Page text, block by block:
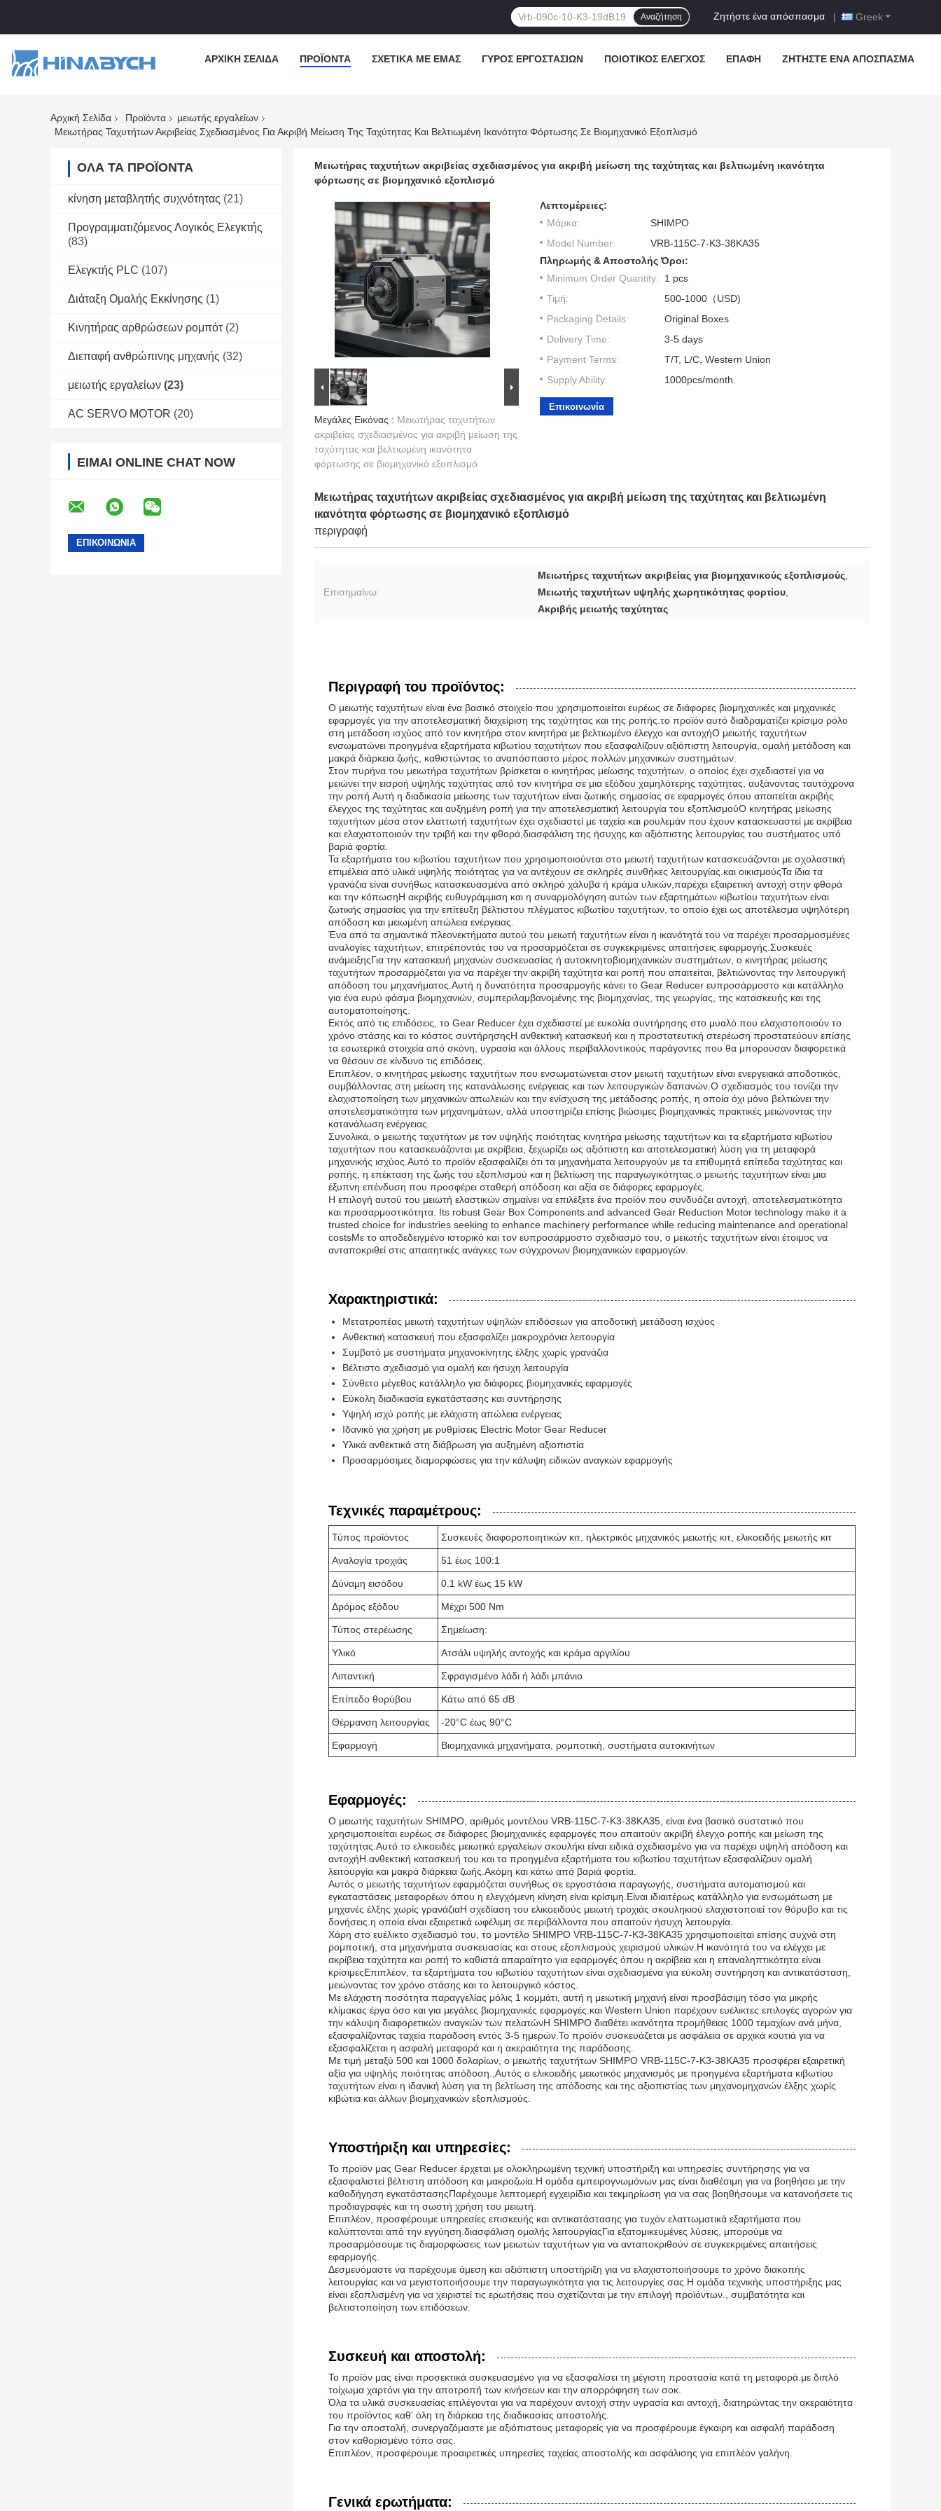
Greek
Ζητήστε ένα απόσπασμα |
Αναζήτηση
ΑΡΧΙΚΉ ΣΕΛΊΔΑ ΠΡΟΪΌΝΤΑ ΣΧΕΤΙΚΆ ΜΕ ΕΜΆΣ ΓΎΡΟΣ ΕΡΓΟΣΤΑΣΊΩΝ ΠΟΙΟΤΙΚΌΣ ΈΛΕΓΧΟΣ ΕΠΑΦΉ ΖΗΤΉΣΤΕ ΈΝΑ ΑΠΌΣΠΑΣΜΑ
Αρχική Σελίδα Προϊόντα
μειωτής εργαλείων
Μειωτήρας Ταχυτήτων Ακριβείας Σχεδιασμένος Για Ακριβή Μείωση Της Ταχύτητας Και Βελτιωμένη Ικανότητα Φόρτωσης Σε Βιομηχανικό Εξοπλισμό
ΌΛΑ ΤΑ ΠΡΟΪΌΝΤΑ
κίνηση μεταβλητής συχνότητας (21)
Προγραμματιζόμενος Λογικός Ελεγκτής
(83)
Ελεγκτής PLC (107)
Διάταξη Ομαλής Εκκίνησης (1)
Κινητήρας αρθρώσεων ρομπότ (2)
Διεπαφή ανθρώπινης μηχανής (32)
μειωτής εργαλείων (23)
AC SERVO MOTOR (20)
ΕΊΜΑΙ ONLINE CHAT NOW
Μειωτήρας ταχυτήτων ακριβείας σχεδιασμένος για ακριβή μείωση της ταχύτητας και βελτιωμένη ικανότητα
φόρτωσης σε βιομηχανικό εξοπλισμό
Μεγάλες Εικόνας : Μειωτήρας ταχυτήτων
ακριβείας σχεδιασμένος για ακριβή μείωση της
ταχύτητας και βελτιωμένη ικανότητα
φόρτωσης σε βιομηχανικό εξοπλισμό
Λεπτομέρειες:
Μάρκα:
SHIMPO
Model Number:
VRB-115C-7-K3-38KA35
Πληρωμής & Αποστολής Όροι:
Minimum Order Quantity:
1 pcs
Τιμή:
500-1000（USD)
Packaging Details:
Original Boxes
Delivery Time:
3-5 days
Payment Terms:
T/T, L/C, Western Union
Supply Ability:
1000pcs/month
Επικοινωνία
Μειωτήρας ταχυτήτων ακριβείας σχεδιασμένος για ακριβή μείωση της ταχύτητας και βελτιωμένη
ικανότητα φόρτωσης σε βιομηχανικό εξοπλισμό
περιγραφή
Επισημαίνω:
Μειωτήρες ταχυτήτων ακριβείας για βιομηχανικούς εξοπλισμούς
Μειωτής ταχυτήτων υψηλής χωρητικότητας φορτίου
Ακριβής μειωτής ταχύτητας
Περιγραφή του προϊόντος:
Ο μειωτής ταχυτήτων είναι ένα βασικό στοιχείο που χρησιμοποιείται ευρέως σε διάφορες βιομηχανικές και μηχανικές
εφαρμογές για την αποτελεσματική διαχείριση της ταχύτητας και της ροπής.το προϊόν αυτό διαδραματίζει κρίσιμο ρόλο
στη μετάδοση ισχύος από τον κινητήρα στον κινητήρα με βελτιωμένο έλεγχο και αντοχήΟ μειωτής ταχυτήτων
ενσωματώνει προηγμένα εξαρτήματα κιβωτίου ταχυτήτων που εξασφαλίζουν αξιόπιστη λειτουργία, ομαλή μετάδοση και
μακρά διάρκεια ζωής, καθιστώντας το αναπόσπαστο μέρος πολλών μηχανικών συστημάτων.
Στον πυρήνα του μειωτήρα ταχυτήτων βρίσκεται ο κινητήρας μείωσης ταχυτήτων, ο οποίος έχει σχεδιαστεί για να
μειώνει την εισροή υψηλής ταχύτητας από τον κινητήρα σε μια εξόδου χαμηλότερης ταχύτητας, αυξάνοντας ταυτόχρονα
την ροπή.Αυτή η διαδικασία μείωσης των ταχυτήτων είναι ζωτικής σημασίας σε εφαρμογές όπου απαιτείται ακριβής
έλεγχος της ταχύτητας και αυξημένη ροπή για την αποτελεσματική λειτουργία του εξοπλισμούΟ κινητήρας μείωσης
ταχυτήτων μέσα στον ελαττωτή ταχυτήτων έχει σχεδιαστεί με ταχεία και ρουλεμάν που έχουν κατασκευαστεί με ακρίβεια
και ελαχιστοποιούν την τριβή και την φθορά,διασφάλιση της ήσυχης και αξιόπιστης λειτουργίας του συστήματος υπό
βαριά φορτία.
Τα εξαρτήματα του κιβωτίου ταχυτήτων που χρησιμοποιούνται στο μειωτή ταχυτήτων κατασκευάζονται με σχολαστική
επιμέλεια από υλικά υψηλής ποιότητας για να αντέχουν σε σκληρές συνθήκες λειτουργίας.και οικισμούςΤα ίδια τα
γρανάζια είναι συνήθως κατασκευασμένα από σκληρό χάλυβα ή κράμα υλικών,παρέχει εξαιρετική αντοχή στην φθορά
και την κόπωσηΗ ακριβής ευθυγράμμιση και η συναρμολόγηση αυτών των εξαρτημάτων κιβωτίου ταχυτήτων είναι
ζωτικής σημασίας για την επίτευξη βέλτιστου πλέγματος κιβωτίου ταχυτήτων, το οποίο έχει ως αποτέλεσμα υψηλότερη
απόδοση και μειωμένη απώλεια ενέργειας.
Ένα από τα σημαντικά πλεονεκτήματα αυτού του μειωτή ταχυτήτων είναι η ικανότητά του να παρέχει προσαρμοσμένες
αναλογίες ταχυτήτων, επιτρέποντάς του να προσαρμόζεται σε συγκεκριμένες απαιτήσεις εφαρμογής.Συσκευές
ανάμειξηςΓια την κατασκευή μηχανών συσκευασίας ή αυτοκινητοβιομηχανικών συστημάτων, ο κινητήρας μείωσης
ταχυτήτων προσαρμόζεται για να παρέχει την ακριβή ταχύτητα και ροπή που απαιτείται, βελτιώνοντας την λειτουργική
απόδοση του μηχανήματος.Αυτή η δυνατότητα προσαρμογής κάνει το Gear Reducer ευπροσάρμοστο και κατάλληλο
για ένα ευρύ φάσμα βιομηχανιών, συμπεριλαμβανομένης της βιομηχανίας, της γεωργίας, της κατασκευής και της
αυτοματοποίησης.
Εκτός από τις επιδόσεις, το Gear Reducer έχει σχεδιαστεί με ευκολία συντήρησης στο μυαλό.που ελαχιστοποιούν το
χρόνο στάσης και το κόστος συντήρησηςΗ ανθεκτική κατασκευή και η προστατευτική στερέωση προστατεύουν επίσης
τα εσωτερικά στοιχεία από σκόνη, υγρασία και άλλους περιβαλλοντικούς παράγοντες που θα μπορούσαν διαφορετικά
να θέσουν σε κίνδυνο τις επιδόσεις.
Επιπλέον, ο κινητήρας μείωσης ταχυτήτων που ενσωματώνεται στον μειωτή ταχυτήτων είναι ενεργειακά αποδοτικός,
συμβάλλοντας στη μείωση της κατανάλωσης ενέργειας και των λειτουργικών δαπανών.Ο σχεδιασμός του τονίζει την
ελαχιστοποίηση των μηχανικών απωλειών και την ενίσχυση της μετάδοσης ροπής, η οποία όχι μόνο βελτιώνει την
αποτελεσματικότητα των μηχανημάτων, αλλά υποστηρίζει επίσης βιώσιμες βιομηχανικές πρακτικές μειώνοντας την
κατανάλωση ενέργειας.
Συνολικά, ο μειωτής ταχυτήτων με τον υψηλής ποιότητας κινητήρα μείωσης ταχυτήτων και τα εξαρτήματα κιβωτίου
ταχυτήτων που κατασκευάζονται με ακρίβεια, ξεχωρίζει ως αξιόπιστη και αποτελεσματική λύση για τη μεταφορά
μηχανικής ισχύος.Αυτό το προϊόν εξασφαλίζει ότι τα μηχανήματα λειτουργούν με τα επιθυμητά επίπεδα ταχύτητας και
ροπής, η επέκταση της ζωής του εξοπλισμού και η βελτίωση της παραγωγικότητας.ο μειωτής ταχυτήτων είναι μια
έξυπνη επένδυση που προσφέρει σταθερή απόδοση και αξία σε διάφορες εφαρμογές.
Η επιλογή αυτού του μειωτή ελαστικών σημαίνει να επιλέξετε ένα προϊόν που συνδυάζει αντοχή, αποτελεσματικότητα
και προσαρμοστικότητα. Its robust Gear Box Components and advanced Gear Reduction Motor technology make it a
trusted choice for industries seeking to enhance machinery performance while reducing maintenance and operational
costsΜε το αποδεδειγμένο ιστορικό και τον ευπροσάρμοστο σχεδιασμό του, ο μειωτής ταχυτήτων είναι έτοιμος να
ανταποκριθεί στις απαιτητικές ανάγκες των σύγχρονων βιομηχανικών εφαρμογών.
Χαρακτηριστικά:
Μετατροπέας μειωτή ταχυτήτων υψηλών επιδόσεων για αποδοτική μετάδοση ισχύος
Ανθεκτική κατασκευή που εξασφαλίζει μακροχρόνια λειτουργία
Συμβατό με συστήματα μηχανοκίνητης έλξης χωρίς γρανάζια
Βέλτιστο σχεδιασμό για ομαλή και ήσυχη λειτουργία
Σύνθετο μέγεθος κατάλληλο για διάφορες βιομηχανικές εφαρμογές
Εύκολη διαδικασία εγκατάστασης και συντήρησης
Υψηλή ισχύ ροπής με ελάχιστη απώλεια ενέργειας
Ιδανικό για χρήση με ρυθμίσεις Electric Motor Gear Reducer
Υλικά ανθεκτικά στη διάβρωση για αυξημένη αξιοπιστία
Προσαρμόσιμες διαμορφώσεις για την κάλυψη ειδικών αναγκών εφαρμογής
Τεχνικές παραμέτρους:
Τύπος προϊόντος Συσκευές διαφοροποιητικών κιτ, ηλεκτρικός μηχανικός μειωτής κιτ, ελικοειδής μειωτής κιτ
Αναλογία τροχιάς 51 έως 100:1
Δύναμη εισόδου 0.1 kW έως 15 kW
Δρόμος εξόδου Μέχρι 500 Nm
Τύπος στερέωσης Σημείωση:
Υλικό Ατσάλι υψηλής αντοχής και κράμα αργιλίου
Λιπαντική Σφραγισμένο λάδι ή λάδι μπάνιο
Επίπεδο θορύβου Κάτω από 65 dB
Θέρμανση λειτουργίας -20°C έως 90°C
Εφαρμογή Βιομηχανικά μηχανήματα, ρομποτική, συστήματα αυτοκινήτων
Εφαρμογές:
Ο μειωτής ταχυτήτων SHIMPO, αριθμός μοντέλου VRB-115C-7-K3-38KA35, είναι ένα βασικό συστατικό που
χρησιμοποιείται ευρέως σε διάφορες βιομηχανικές εφαρμογές που απαιτούν ακριβή έλεγχο ροπής και μείωση της
ταχύτητας.Αυτό το ελικοειδές μειωτικό εργαλείων σκουλήκι είναι ειδικά σχεδιασμένο για να παρέχει υψηλή απόδοση και
αντοχήΗ ανθεκτική κατασκευή του και τα προηγμένα εξαρτήματα του κιβωτίου ταχυτήτων εξασφαλίζουν ομαλή
λειτουργία και μακρά διάρκεια ζωής.Ακόμη και κάτω από βαριά φορτία.
Αυτός ο μειωτής ταχυτήτων εφαρμόζεται συνήθως σε εργοστάσια παραγωγής, συστήματα αυτοματισμού και
εγκαταστάσεις μεταφορέων όπου η ελεγχόμενη κίνηση είναι κρίσιμη.Είναι ιδιαιτέρως κατάλληλο για ενσωμάτωση με
μηχανές έλξης χωρίς γρανάζιαΗ σχεδίαση του ελικοειδούς μειωτή τροχιάς σκουληκιού ελαχιστοποιεί τον θόρυβο και τις
δονήσεις.η οποία είναι εξαιρετικά ωφέλιμη σε περιβάλλοντα που απαιτούν ήσυχη λειτουργία.
Χάρη στο ευέλικτο σχεδιασμό του, το μοντέλο SHIMPO VRB-115C-7-K3-38KA35 χρησιμοποιείται επίσης συχνά στη
ρομποτική, στα μηχανήματα συσκευασίας και στους εξοπλισμούς χειρισμού υλικών.Η ικανότητά του να ελέγχει με
ακρίβεια ταχύτητα και ροπή το καθιστά απαραίτητο για εφαρμογές όπου η ακρίβεια και η επαναληπτικότητα είναι
κρίσιμεςΕπιπλέον, τα εξαρτήματα του κιβωτίου ταχυτήτων είναι σχεδιασμένα για εύκολη συντήρηση και αντικατάσταση,
μειώνοντας τον χρόνο στάσης και το λειτουργικό κόστος.
Με ελάχιστη ποσότητα παραγγελίας μόλις 1 κομμάτι, αυτή η μειωτική μηχανή είναι προσβάσιμη τόσο για μικρής
κλίμακας έργα όσο και για μεγάλες βιομηχανικές εφαρμογές.και Western Union παρέχουν ευέλικτες επιλογές αγορών για
την κάλυψη διαφορετικών αναγκών των πελατώνΗ SHIMPO διαθέτει ικανότητα προμήθειας 1000 τεμαχίων ανά μήνα,
εξασφαλίζοντας ταχεία παράδοση εντός 3-5 ημερών.Το προϊόν συσκευάζεται με ασφάλεια σε αρχικά κουτιά για να
εξασφαλίζεται η ασφαλή μεταφορά και η ακεραιότητα της παράδοσης.
Με τιμή μεταξύ 500 και 1000 δολαρίων, ο μειωτής ταχυτήτων SHIMPO VRB-115C-7-K3-38KA35 προσφέρει εξαιρετική
αξία για υψηλής ποιότητας απόδοση.,Αυτός ο ελικοειδής μειωτικός μηχανισμός με προηγμένα εξαρτήματα κιβωτίου
ταχυτήτων είναι η ιδανική λύση για τη βελτίωση της απόδοσης και της αξιοπιστίας των μηχανομηχανών έλξης χωρίς
κιβώτια και άλλων βιομηχανικών εξοπλισμούς.
Υποστήριξη και υπηρεσίες:
Το προϊόν μας Gear Reducer έρχεται με ολοκληρωμένη τεχνική υποστήριξη και υπηρεσίες συντήρησης για να
εξασφαλιστεί βέλτιστη απόδοση και μακροζωία.Η ομάδα εμπειρογνωμόνων μας είναι διαθέσιμη για να βοηθήσει με την
καθοδήγηση εγκατάστασηςΠαρέχουμε λεπτομερή εγχειρίδια και τεκμηρίωση για να σας βοηθήσουμε να κατανοήσετε τις
προδιαγραφές και τη σωστή χρήση του μειωτή.
Επιπλέον, προσφέρουμε υπηρεσίες επισκευής και αντικατάστασης για τυχόν ελαττωματικά εξαρτήματα που
καλύπτονται από την εγγύηση.διασφάλιση ομαλής λειτουργίαςΓια εξατομικευμένες λύσεις, μπορούμε να
προσαρμόσουμε τις διαμορφώσεις των μειωτών ταχυτήτων για να ανταποκριθούν σε συγκεκριμένες απαιτήσεις
εφαρμογής.
Δεσμευόμαστε να παρέχουμε άμεση και αξιόπιστη υποστήριξη για να ελαχιστοποιήσουμε το χρόνο διακοπής
λειτουργίας και να μεγιστοποιήσουμε την παραγωγικότητα για τις λειτουργίες σας.Η ομάδα τεχνικής υποστήριξης μας
είναι εξοπλισμένη για να χειριστεί τις ερωτήσεις που σχετίζονται με την επιλογή προϊόντων., συμβατότητα και
βελτιστοποίηση των επιδόσεων.
Συσκευή και αποστολή:
Το προϊόν μας είναι προσεκτικά συσκευασμένο για να εξασφαλίσει τη μέγιστη προστασία κατά τη μεταφορά.με διπλό
τοίχωμα χαρτόνι για την αποτροπή των κινήσεων και την απορρόφηση των σοκ.
Όλα τα υλικά συσκευασίας επιλέγονται για να παρέχουν αντοχή στην υγρασία και αντοχή, διατηρώντας την ακεραιότητα
του προϊόντος καθ' όλη τη διάρκεια της διαδικασίας αποστολής.
Για την αποστολή, συνεργαζόμαστε με αξιόπιστους μεταφορείς για να προσφέρουμε έγκαιρη και ασφαλή παράδοση
στον καθορισμένο τόπο σας.
Επιπλέον, προσφέρουμε προαιρετικές υπηρεσίες ταχείας αποστολής και ασφάλισης για επιπλέον γαλήνη.
Γενικά ερωτήματα: